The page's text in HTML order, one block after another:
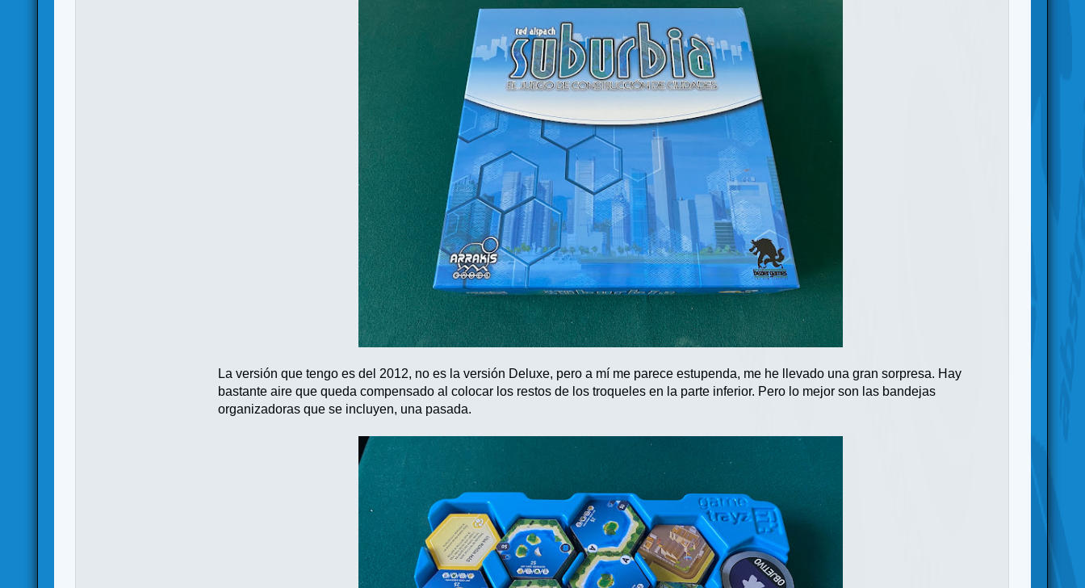
La versión que tengo es del 2012, no es la versión Deluxe, pero a mí me parece estupenda, me he llevado una gran sorpresa. Hay
bastante aire que queda compensado al colocar los restos de los troqueles en la parte inferior. Pero lo mejor son las bandejas
organizadoras que se incluyen, una pasada.